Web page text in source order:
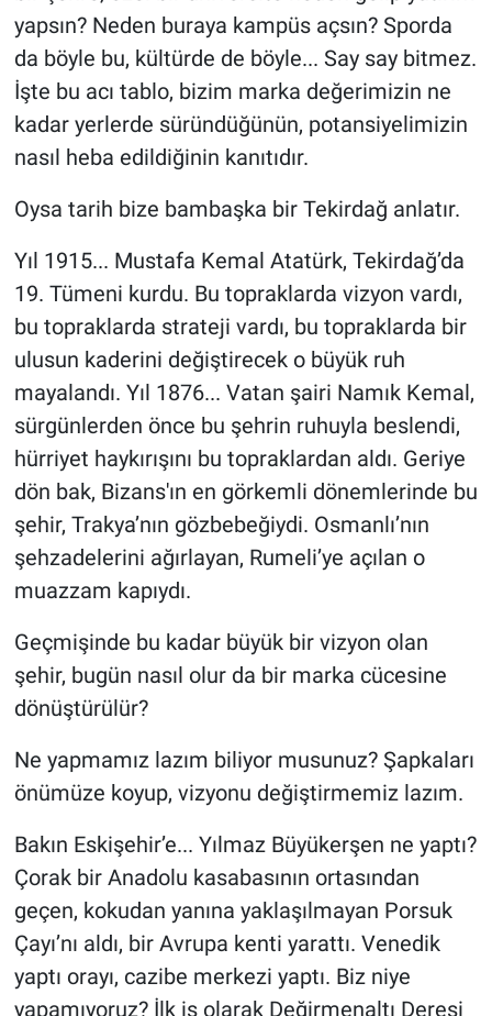
yapsın? Neden buraya kampüs açsın? Sporda
da böyle bu, kültürde de böyle... Say say bitmez.
İşte bu acı tablo, bizim marka değerimizin ne
kadar yerlerde süründüğünün, potansiyelimizin
nasıl heba edildiğinin kanıtıdır.
Oysa tarih bize bambaşka bir Tekirdağ anlatır.
Yıl 1915... Mustafa Kemal Atatürk, Tekirdağ’da
19. Tümeni kurdu. Bu topraklarda vizyon vardı,
bu topraklarda strateji vardı, bu topraklarda bir
ulusun kaderini değiştirecek o büyük ruh
mayalandı. Yıl 1876... Vatan şairi Namık Kemal,
sürgünlerden önce bu şehrin ruhuyla beslendi,
hürriyet haykırışını bu topraklardan aldı. Geriye
dön bak, Bizans'ın en görkemli dönemlerinde bu
şehir, Trakya’nın gözbebeğiydi. Osmanlı’nın
şehzadelerini ağırlayan, Rumeli’ye açılan o
muazzam kapıydı.
Geçmişinde bu kadar büyük bir vizyon olan
şehir, bugün nasıl olur da bir marka cücesine
dönüştürülür?
Ne yapmamız lazım biliyor musunuz? Şapkaları
önümüze koyup, vizyonu değiştirmemiz lazım.
Bakın Eskişehir’e... Yılmaz Büyükerşen ne yaptı?
Çorak bir Anadolu kasabasının ortasından
geçen, kokudan yanına yaklaşılmayan Porsuk
Çayı’nı aldı, bir Avrupa kenti yarattı. Venedik
yaptı orayı, cazibe merkezi yaptı. Biz niye
yapamıyoruz? İlk iş olarak Değirmenaltı Deresi